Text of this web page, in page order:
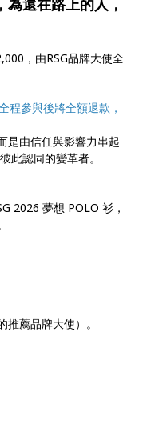
還在路上的人，
，由RSG品牌大使全
程參與後將全額退款，
是由信任與影響力串起
此認同的變革者。
2026 夢想 POLO 衫，
薦品牌大使）。